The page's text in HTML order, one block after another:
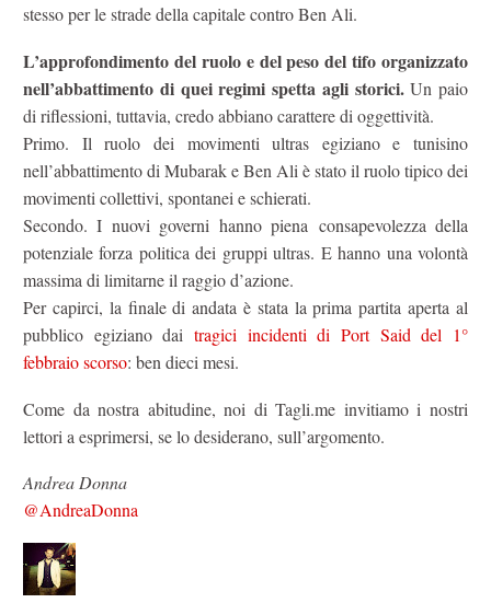
stesso per le strade della capitale contro Ben Ali.
L’approfondimento del ruolo e del peso del tifo organizzato
nell’abbattimento di quei regimi spetta agli storici.Un paio
di riflessioni, tuttavia, credo abbiano carattere di oggettività.
Primo. Il ruolo dei movimenti ultras egiziano e tunisino
nell’abbattimento di Mubarak e Ben Ali è stato il ruolo tipico dei
movimenti collettivi, spontanei e schierati.
Secondo. I nuovi governi hanno piena consapevolezza della
potenziale forza politica dei gruppi ultras. E hanno una volontà
massima di limitarne il raggio d’azione.
Per capirci, la finale di andata è stata la prima partita aperta al
pubblico egiziano dai tragici incidenti di Port Said del 1°
febbraio scorso: ben dieci mesi.
Come da nostra abitudine, noi di Tagli.me invitiamo i nostri
lettori a esprimersi, se lo desiderano, sull’argomento.
Andrea Donna
@AndreaDonna